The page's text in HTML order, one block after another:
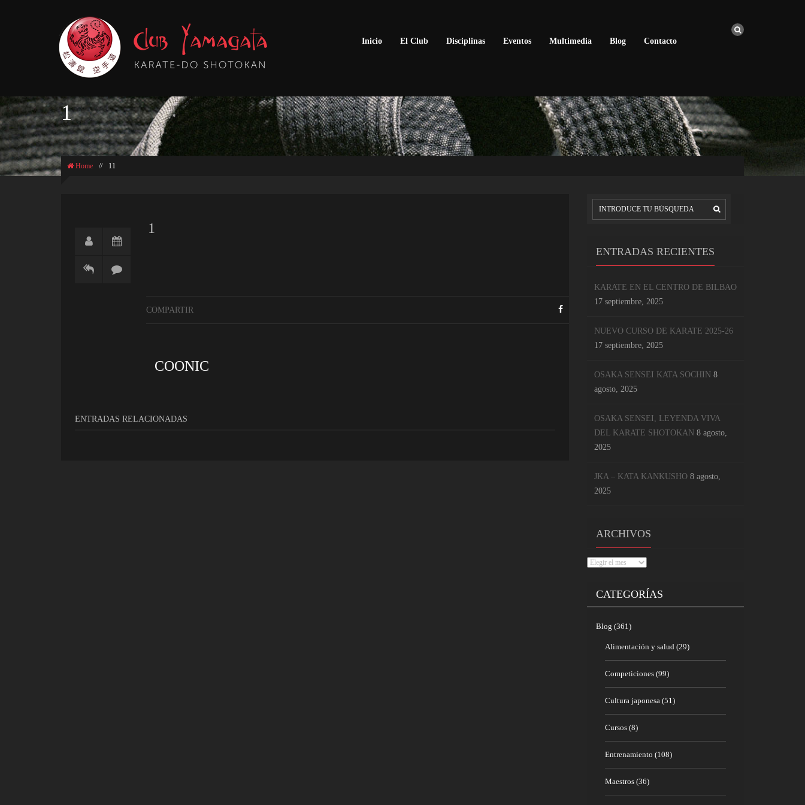
Inicio El Club Disciplinas Eventos Multimedia Blog Contacto
1
Home // 11
1
COMPARTIR
COONIC
ENTRADAS RELACIONADAS
ENTRADAS RECIENTES
KARATE EN EL CENTRO DE BILBAO
17 septiembre, 2025
NUEVO CURSO DE KARATE 2025-26
17 septiembre, 2025
OSAKA SENSEI KATA SOCHIN 8
agosto, 2025
OSAKA SENSEI, LEYENDA VIVA
DEL KARATE SHOTOKAN 8 agosto,
2025
JKA – KATA KANKUSHO 8 agosto,
2025
ARCHIVOS
Archivos
CATEGORÍAS
Blog (361)
Alimentación y salud(29)
Competiciones(99)
Cultura japonesa(51)
Cursos(8)
Entrenamiento (108)
Maestros(36)